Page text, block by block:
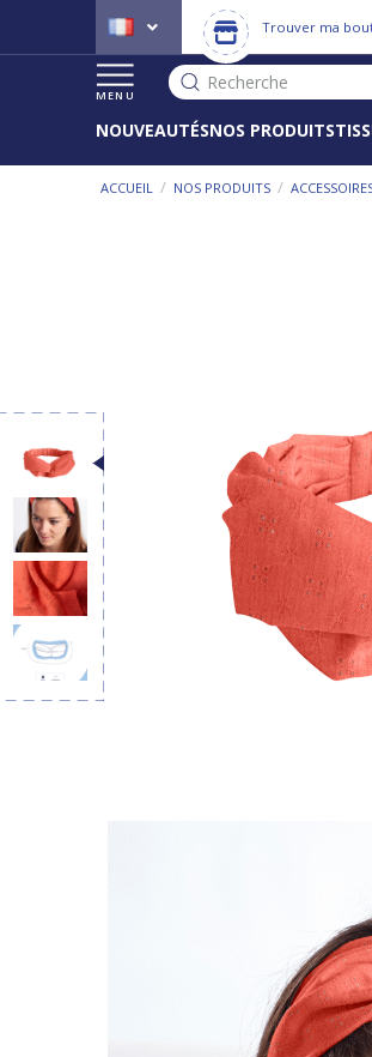
Trouver ma
MENU
Recherche
NOUVEAUTÉSNOS PRODUITS
ACCUEIL / NOS PRODUITS /